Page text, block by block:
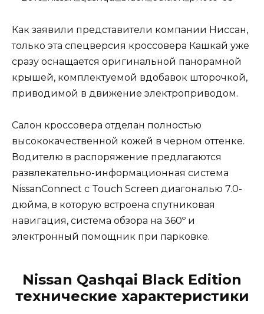
Как заявили представители компании Ниссан,
только эта спецверсия кроссовера Кашкай уже
сразу оснащается оригинальной панорамной
крышей, комплектуемой вдобавок шторочкой,
приводимой в движение электроприводом.
Салон кроссовера отделан полностью
высококачественной кожей в черном оттенке.
Водителю в распоряжение предлагаются
развлекательно-информационная система
NissanConnect с Touch Screen диагональю 7.0-
дюйма, в которую встроена спутниковая
навигация, система обзора на 360º и
электронный помощник при парковке.
Nissan Qashqai Black Edition
технические характеристики